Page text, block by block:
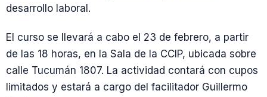
desarrollo laboral.
El curso se llevará a cabo el 23 de febrero, a partir
de las 18 horas, en la Sala de la CCIP, ubicada sobre
calle Tucumán 1807. La actividad contará con cupos
limitados y estará a cargo del facilitador Guillermo